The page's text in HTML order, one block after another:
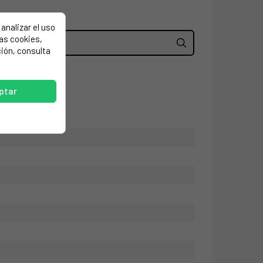
el uso
cookies,
consulta